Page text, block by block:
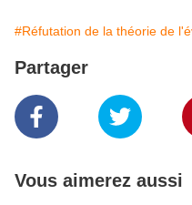
#Réfutation de la théorie de
Partager
Vous aimerez aussi